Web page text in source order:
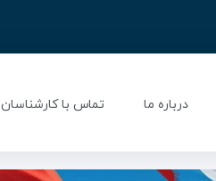
درباره ما تماس با کارشناسان